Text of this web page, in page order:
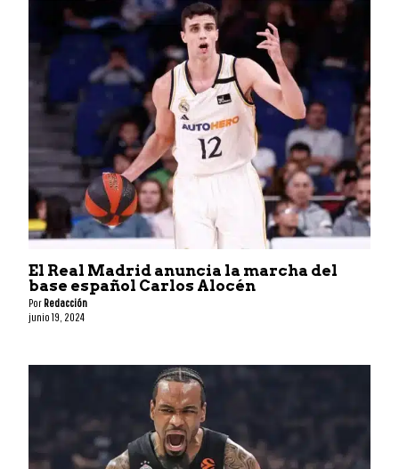
El Real Madrid anuncia la marcha del
base español Carlos Alocén
Por Redacción
junio 19, 2024